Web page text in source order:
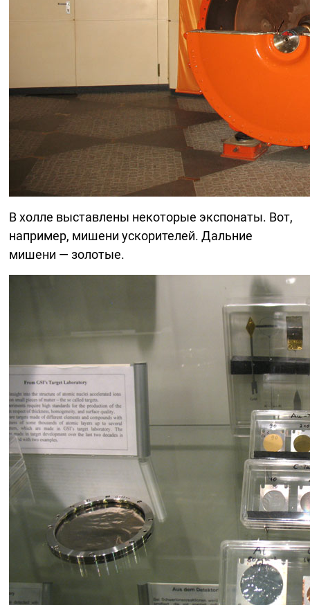
В холле выставлены некоторые экспонаты. Вот,
например, мишени ускорителей. Дальние
мишени — золотые.